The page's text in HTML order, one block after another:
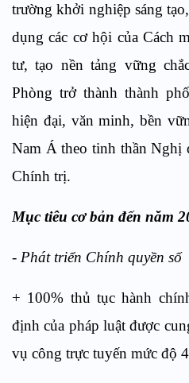
trường khởi nghiệp sáng
dụng các cơ hội của Cách
tư, tạo nền tảng vững
Phòng trở thành thành
hiện đại, văn minh, bền
Nam Á theo tinh thần Nghị
Chính trị.
Mục tiêu cơ bản đến năm
- Phát triển Chính quyền số
+ 100% thủ tục hành
định của pháp luật được
vụ công trực tuyến mức độ